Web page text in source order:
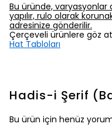
Bu üründe,
yapılır, rulo olarak
adresinize gönderilir.
Çerçeveli ürünlere göz
Hat Tabloları
Hadis-i Şerif
Bu ürün için henüz